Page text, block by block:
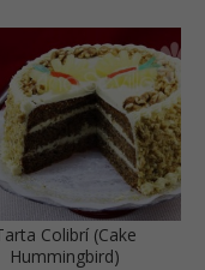
Colibrí (Cake
Hummingbird)